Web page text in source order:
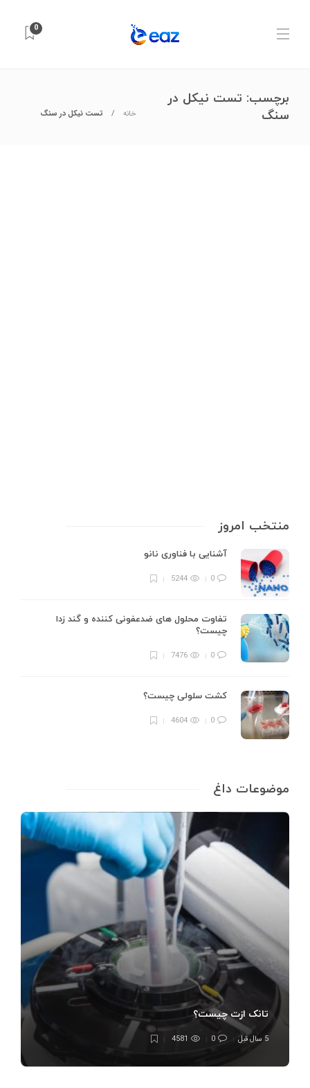
0
برچسب: تست نیکل در
سنگ
خانه تست نیکل در سنگ
منتخب امروز
آشنایی با فناوری نانو
0
5244
تفاوت محلول های ضدعفونی کننده و گند زدا
چیست؟
0
7476
کشت سلولی چیست؟
0
4604
موضوعات داغ
تانک ازت چیست؟
5 سال قبل 0
4581